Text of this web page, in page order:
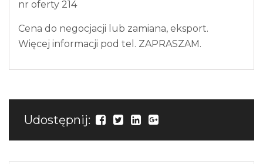
nr oferty 214
Cena do negocjacji lub zamiana, eksport.
Więcej informacji pod tel. ZAPRASZAM.
Udostępnij: